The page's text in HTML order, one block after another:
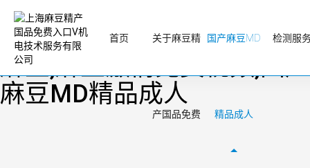
麻豆精产国品免费入口V,无
码人妻丰满熟妇区毛片蜜桃
麻豆,麻豆激情免费视频,国产
麻豆MD精品成人
首页 关于麻豆精
产国品免费
国产麻豆MD
精品成人
检测服